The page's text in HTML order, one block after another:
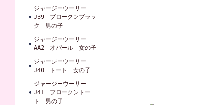
ジャージーウーリー
J39 ブロークンブラッ
ク 男の子
ジャージーウーリー
AA2 オパール 女の子
ジャージーウーリー
J40 トート 女の子
ジャージーウーリー
J41 ブロークントー
ト 男の子